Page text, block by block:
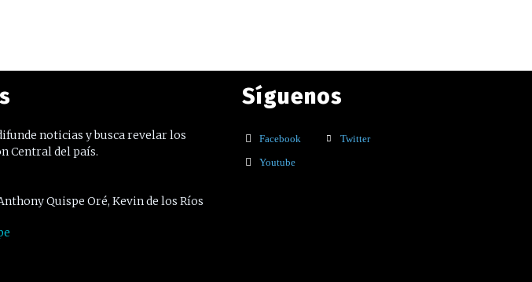
noticias y busca revelar los
Central del país.
Quispe Oré, Kevin de los Ríos
Síguenos
Facebook
Twitter
Youtube